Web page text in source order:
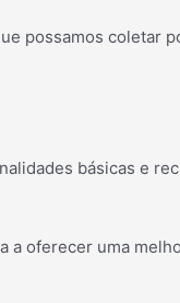
possamos coletar
básicas e
a oferecer uma